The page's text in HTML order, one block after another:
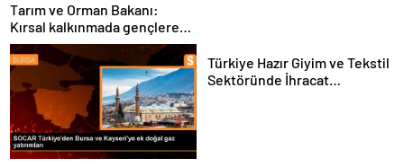
Tarım ve Orman Bakanı:
Kırsal kalkınmada gençlere
ve kadınlara pozitif ayrımcılık
yapıyoruz
Türkiye Hazır Giyim ve Tekstil
Sektöründe İhracat